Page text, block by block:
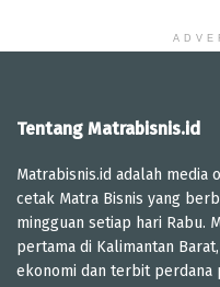
Tentang Matrabisnis.id
Matrabisnis.id adalah media
cetak Matra Bisnis yang
mingguan setiap hari Rabu.
pertama di Kalimantan
ekonomi dan terbit perdana